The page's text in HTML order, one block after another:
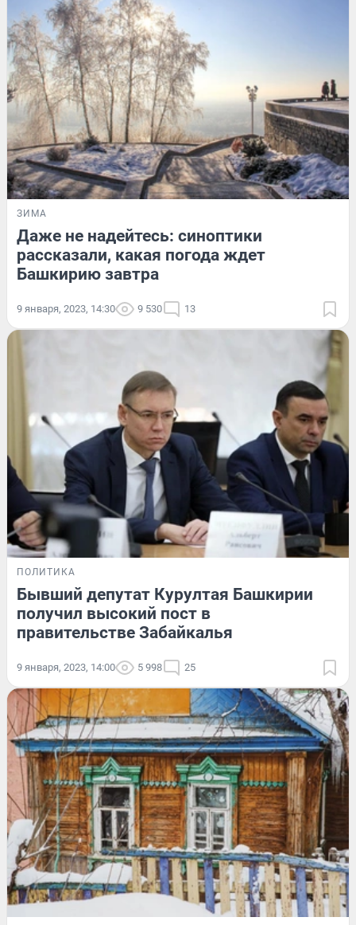
ЗИМА
Даже не надейтесь: синоптики
рассказали, какая погода ждет
Башкирию завтра
9 января, 2023, 14:30 9 530 13
ПОЛИТИКА
Бывший депутат Курултая Башкирии
получил высокий пост в
правительстве Забайкалья
9 января, 2023, 14:00 5 998 25